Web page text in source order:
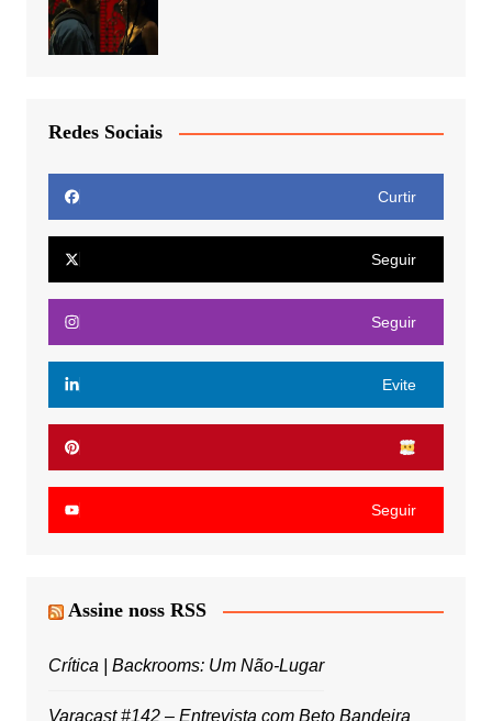
Redes Sociais
Curtir
Seguir
Seguir
Evite
Seguir
Assine noss RSS
Crítica | Backrooms: Um Não-Lugar
Varacast #142 – Entrevista com Beto Bandeira